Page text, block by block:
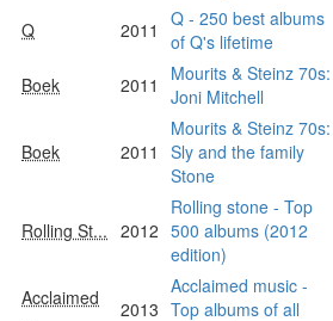
Q 2011
Q - 250 best albums
of Q's lifetime
Boek 2011
Mourits & Steinz 70s:
Joni Mitchell
Boek 2011
Mourits & Steinz 70s:
Sly and the family
Stone
Rolling St... 2012
Rolling stone - Top
500 albums (2012
edition)
Acclaimed
2013
Acclaimed music -
Top albums of all